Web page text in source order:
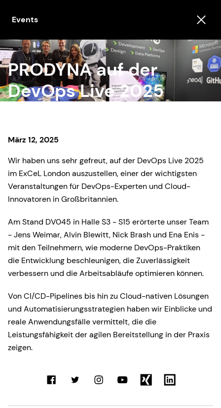
Events
PRODYNA auf der
DevOps Live 2025
März 12, 2025
Wir haben uns sehr gefreut, auf der DevOps Live 2025
im ExCeL London auszustellen, einer der wichtigsten
Veranstaltungen für DevOps-Experten und Cloud-
Innovatoren in Großbritannien.
Am Stand DV045 in Halle S3 - S15 erörterte unser Team
- Jens Weimar, Alvin Blewitt, Nick Brash und Ena Enis -
mit den Teilnehmern, wie moderne DevOps-Praktiken
die Entwicklung beschleunigen, die Zuverlässigkeit
verbessern und die Arbeitsabläufe optimieren können.
Von CI/CD-Pipelines bis hin zu Cloud-nativen Lösungen
und Automatisierungsstrategien haben wir Einblicke und
reale Anwendungsfälle vermittelt, die die
Leistungsfähigkeit der agilen Bereitstellung in der Praxis
zeigen.